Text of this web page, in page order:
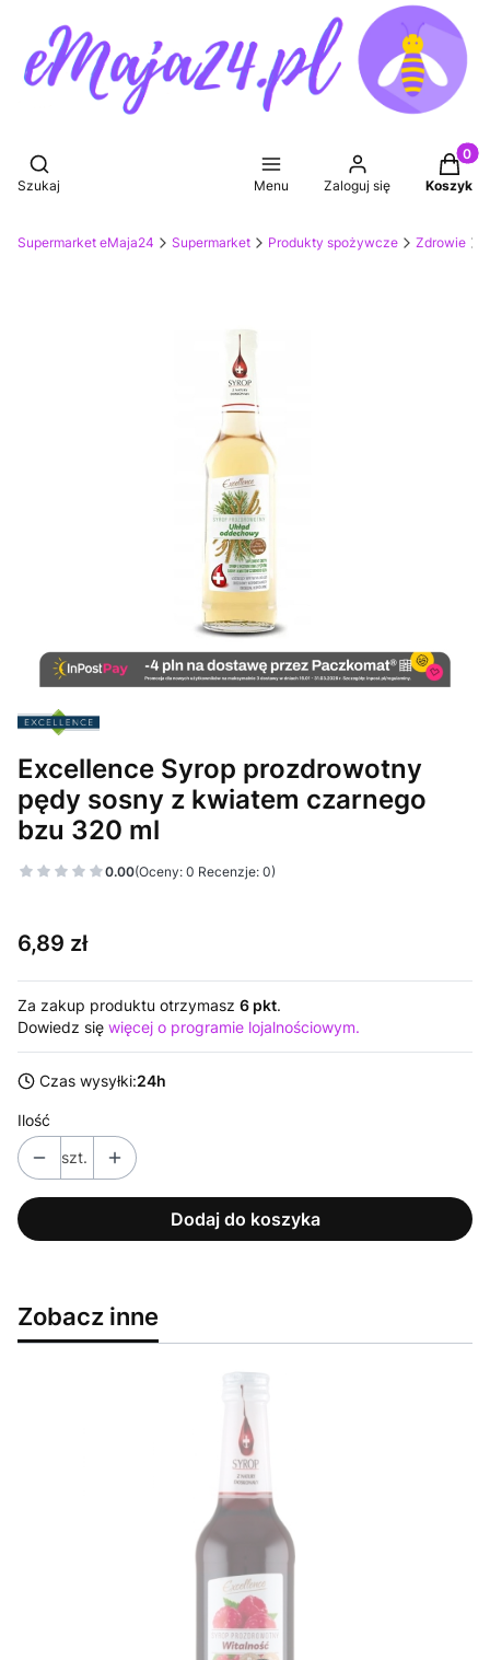
Otwórz wyszukiwarkę
Szukaj Menu Zaloguj się Koszyk
Supermarket eMaja24 Supermarket Produkty spożywcze Zdrowie
Excellence Syrop prozdrowotny
pędy sosny z kwiatem czarnego
bzu 320 ml
0.00(Oceny: 0 Recenzje: 0)
Cena
6,89 zł
Za zakup produktu otrzymasz 6 pkt.
Dowiedz się więcej o programie lojalnościowym.
Czas wysyłki:24h
Ilość
szt.
Dodaj do koszyka
Zobacz inne